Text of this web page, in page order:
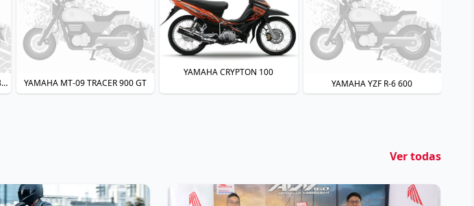
YAMAHA MT-07 CONNECTED 689cc ABS YAMAHA MT-09 TRACER 900 GT
YAMAHA CRYPTON 100
YAMAHA YZF R-6 600
Ver todas